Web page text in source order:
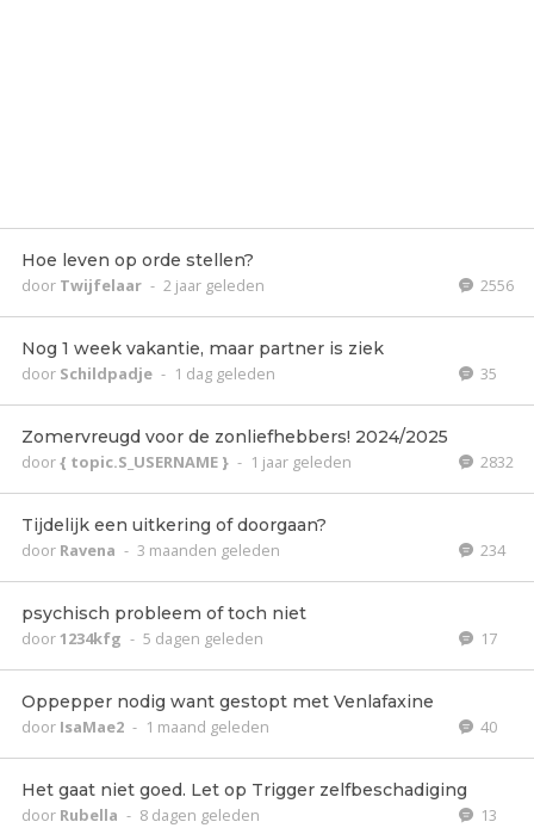
Hoe leven op orde stellen?
door Twijfelaar - 2 jaar geleden 2556
Nog 1 week vakantie, maar partner is ziek
door Schildpadje - 1 dag geleden 35
Zomervreugd voor de zonliefhebbers! 2024/2025
door{ topic.S_USERNAME } - 1 jaar geleden 2832
Tijdelijk een uitkering of doorgaan?
door Ravena - 3 maanden geleden 234
psychisch probleem of toch niet
door1234kfg - 5 dagen geleden 17
Oppepper nodig want gestopt met Venlafaxine
door IsaMae2 - 1 maand geleden 40
Het gaat niet goed. Let op Trigger zelfbeschadiging
door Rubella - 8 dagen geleden 13